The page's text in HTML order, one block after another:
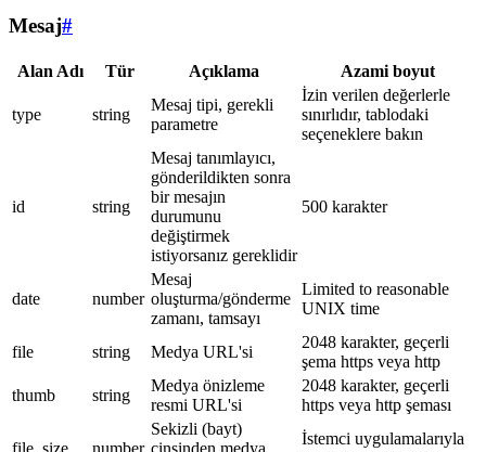
Mesaj#
Alan Adı Tür Açıklama Azami boyut
type string
Mesaj tipi, gerekli
parametre
İzin verilen değerlerle
sınırlıdır, tablodaki
seçeneklere bakın
id string
Mesaj tanımlayıcı,
gönderildikten sonra
bir mesajın
durumunu
değiştirmek
istiyorsanız gereklidir
500 karakter
date number
Mesaj
oluşturma/gönderme
zamanı, tamsayı
Limited to reasonable
UNIX time
file string Medya URL'si
2048 karakter, geçerli
şema https veya http
thumb
string
Medya önizleme
resmi URL'si
2048 karakter, geçerli
https veya http şeması
file_size number
Sekizli (bayt)
cinsinden medya
İstemci uygulamalarıyla